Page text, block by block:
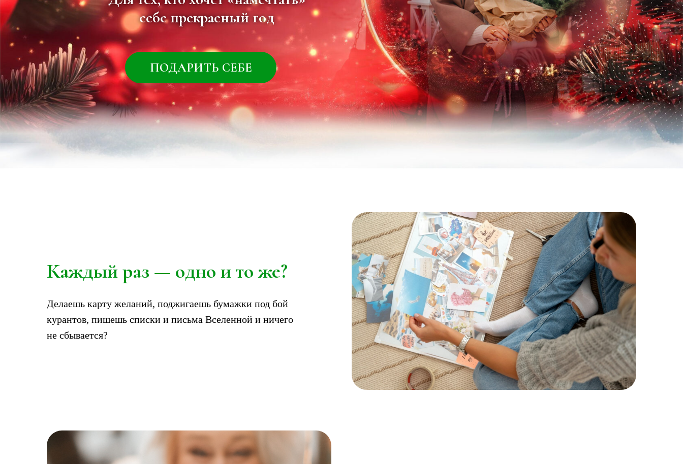
ПОДАРИТЬ СЕБЕ
Каждый раз — одно и то же?
Делаешь карту желаний, поджигаешь бумажки под бой
курантов, пишешь списки и письма Вселенной и ничего
не сбывается?